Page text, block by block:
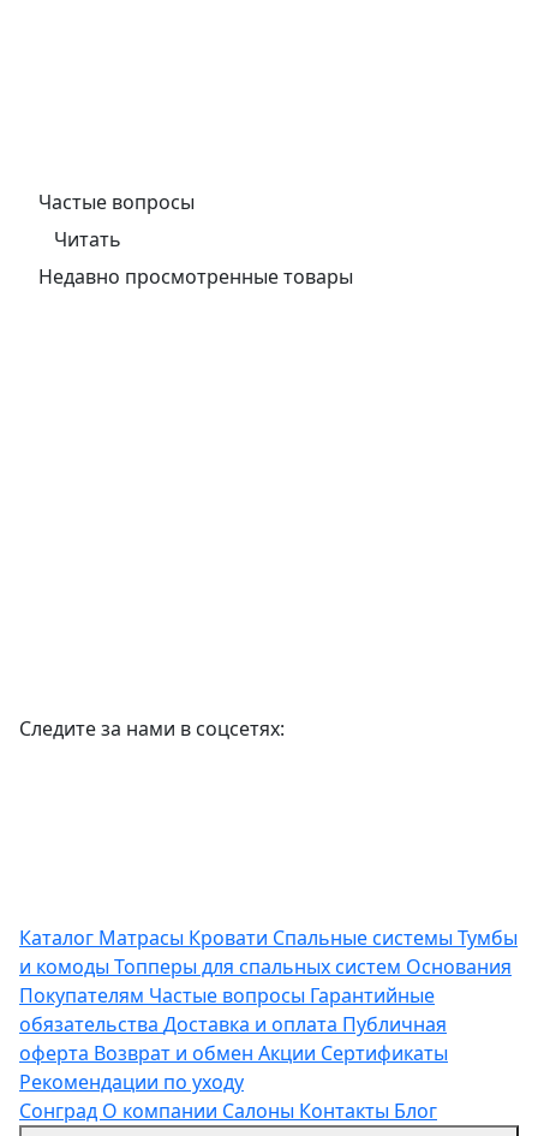
Частые вопросы
Читать
Недавно просмотренные товары
Следите за нами в соцсетях:
Каталог Матрасы Кровати Спальные системы Тумбы
и комоды Топперы для спальных систем Основания
Покупателям Частые вопросы Гарантийные
обязательства Доставка и оплата Публичная
оферта Возврат и обмен Акции Сертификаты
Рекомендации по уходу
Сонград О компании Салоны Контакты Блог